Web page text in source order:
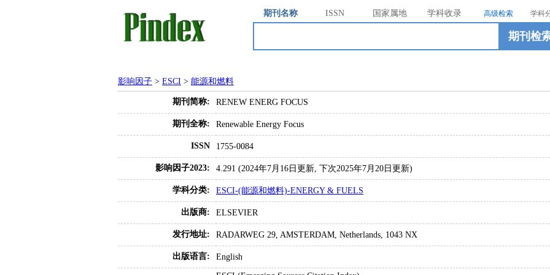
期刊名称 ISSN 国家属地 学科收录 高级检索 学科
期刊检
影响因子 > ESCI > 能源和燃料
期刊简称: RENEW ENERG FOCUS
期刊全称: Renewable Energy Focus
ISSN 1755-0084
影响因子2023: 4.291 (2024年7月16日更新, 下次2025年7月20日更新)
学科分类: ESCI-(能源和燃料)-ENERGY & FUELS
出版商: ELSEVIER
发行地址: RADARWEG 29, AMSTERDAM, Netherlands, 1043 NX
出版语言: English